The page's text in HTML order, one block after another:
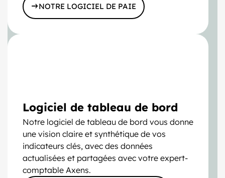
NOTRE LOGICIEL DE PAIE
Logiciel de tableau de bord
Notre logiciel de tableau de bord vous donne
une vision claire et synthétique de vos
indicateurs clés, avec des données
actualisées et partagées avec votre expert-
comptable Axens.